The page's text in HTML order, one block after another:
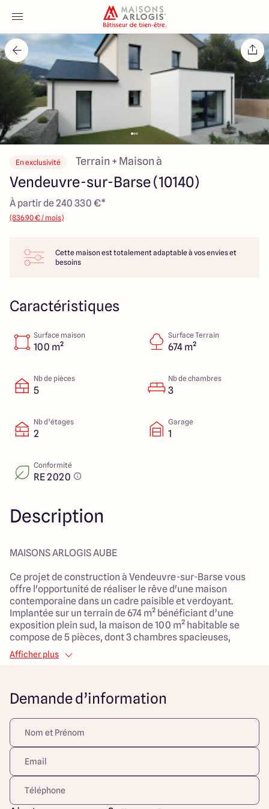
Accueil
Nos maisons
Nos annonces
Votre projet
Qui sommes-nous
Maisons ARLOGIS Aube
4.6 4.8
En exclusivité Terrain + Maison à
Vendeuvre-sur-Barse (10140)
À partir de 240 330 €*
(836.90 € / mois)
Cette maison est totalement adaptable à vos envies et
besoins
Caractéristiques
Surface maison
100 m²
Surface Terrain
674 m²
Nb de pièces
5
Nb de chambres
3
Nb d’étages
2
Garage
1
Conformité
RE 2020
Description
MAISONS ARLOGIS AUBE
Ce projet de construction à Vendeuvre-sur-Barse vous
offre l'opportunité de réaliser le rêve d'une maison
contemporaine dans un cadre paisible et verdoyant.
Implantée sur un terrain de 674 m² bénéficiant d’une
exposition plein sud, la maison de 100 m² habitable se
compose de 5 pièces, dont 3 chambres spacieuses,
idéales pour accueillir toute la famille.
retrouver au quotidien. L’attention portée à la conception
indéniable, facilitant les moments de partage et de
convivialité. La maison dispose d'un garage attenant,
pratique pour ranger votre véhicule à l'abri et optimiser
l'espace de votre jardin.
Le mode de chauffage par pompe à chaleur et la
distribution d'eau chaude individuelle assurent un cadre
de vie chaleureux tout en respectant l'environnement. Ce
Afficher plus
Demande d’information